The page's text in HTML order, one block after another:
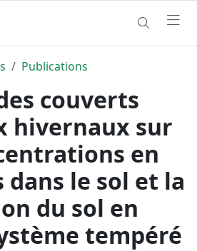
Publications
couverts
hivernaux sur
en
dans le sol et la
du sol en
tempéré